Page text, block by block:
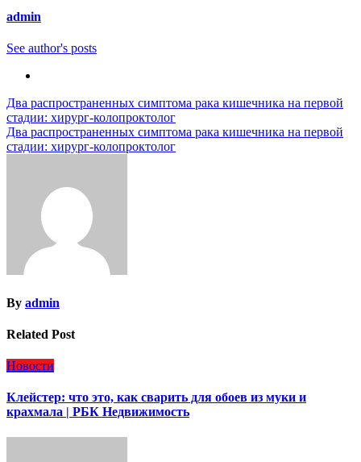
admin
See author's posts
Навигация
по
записям
Два распространенных симптома рака кишечника на первой
стадии: хирург-колопроктолог
Два распространенных симптома рака кишечника на первой
стадии: хирург-колопроктолог
By admin
Related Post
Новости
Клейстер: что это, как сварить для обоев из муки и
крахмала | РБК Недвижимость